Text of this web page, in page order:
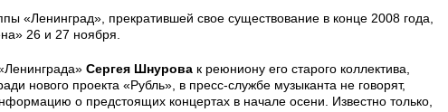
«Ленинград», прекратившей свое существование в конце 2008 года,
26 и 27 ноября.
Сергея Шнурова к реюниону его старого коллектива,
нового проекта «Рубль», в пресс-службе музыканта не говорят,
о предстоящих концертах в начале осени. Известно только,